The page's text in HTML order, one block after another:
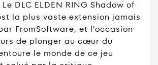
DLC ELDEN RING Shadow of
la plus vaste extension jamais
FromSoftware, et l'occasion
de plonger au cœur du
le monde de ce jeu